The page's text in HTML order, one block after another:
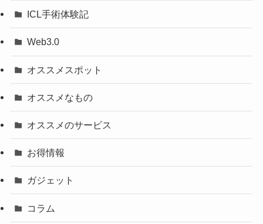
ICL手術体験記
Web3.0
オススメスポット
オススメなもの
オススメのサービス
お得情報
ガジェット
コラム